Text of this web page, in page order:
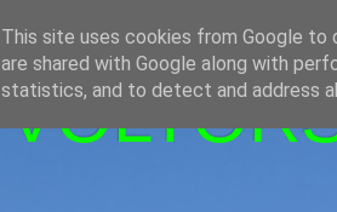
This site uses cookies from Google to
are shared with Google along with
statistics, and to detect and address